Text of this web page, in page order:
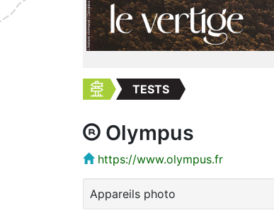
TESTS
Olympus
https://www.olympus.fr
Appareils photo